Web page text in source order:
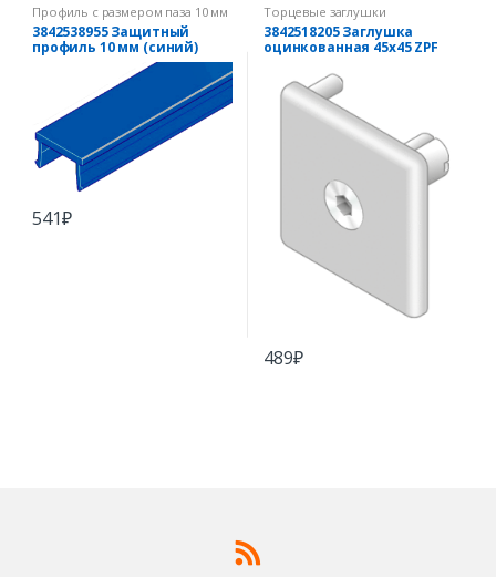
Профиль с размером паза 10 мм
3842538955 Защитный
профиль 10 мм (синий)
541₽
Торцевые заглушки
3842518205 Заглушка
оцинкованная 45х45 ZPF
489₽